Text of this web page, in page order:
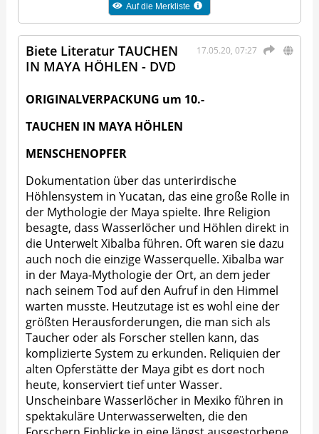
Auf die Merkliste
17.05.20, 07:27
Biete Literatur TAUCHEN
IN MAYA HÖHLEN - DVD
ORIGINALVERPACKUNG um 10.-
TAUCHEN IN MAYA HÖHLEN
MENSCHENOPFER
Dokumentation über das unterirdische
Höhlensystem in Yucatan, das eine große Rolle in
der Mythologie der Maya spielte. Ihre Religion
besagte, dass Wasserlöcher und Höhlen direkt in
die Unterwelt Xibalba führen. Oft waren sie dazu
auch noch die einzige Wasserquelle. Xibalba war
in der Maya-Mythologie der Ort, an dem jeder
nach seinem Tod auf den Aufruf in den Himmel
warten musste. Heutzutage ist es wohl eine der
größten Herausforderungen, die man sich als
Taucher oder als Forscher stellen kann, das
komplizierte System zu erkunden. Reliquien der
alten Opferstätte der Maya gibt es dort noch
heute, konserviert tief unter Wasser.
Unscheinbare Wasserlöcher in Mexiko führen in
spektakuläre Unterwasserwelten, die den